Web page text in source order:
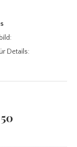
Details: